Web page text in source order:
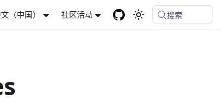
（中国） 社区活动 搜索